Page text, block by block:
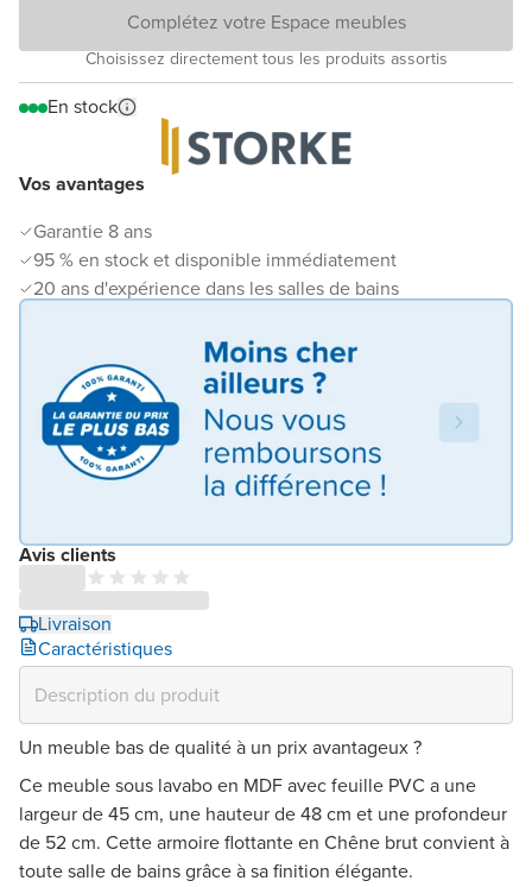
Vos avantages
Garantie 8 ans
95 % en stock et disponible immédiatement
20 ans d'expérience dans les salles de bains
Avis clients
Livraison
Caractéristiques
Complétez votre Espace meubles
Choisissez directement tous les produits assortis
En stock
Un meuble bas de qualité à un prix avantageux ?
Ce meuble sous lavabo en MDF avec feuille PVC a une
largeur de 45 cm, une hauteur de 48 cm et une profondeur
de 52 cm. Cette armoire flottante en Chêne brut convient à
toute salle de bains grâce à sa finition élégante.